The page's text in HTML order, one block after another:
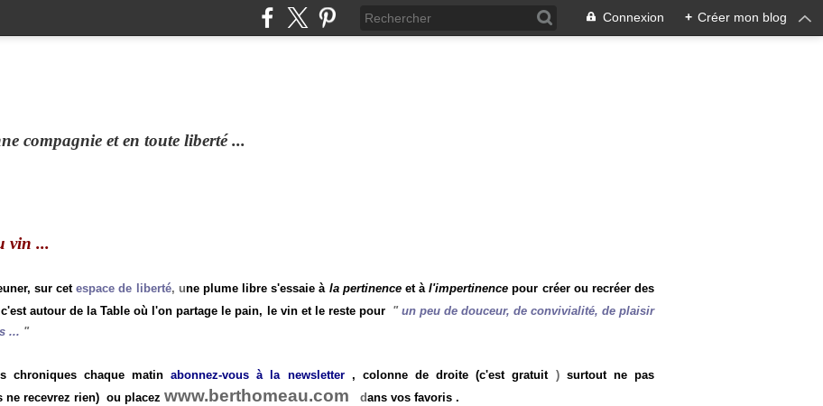
Connexion + Créer mon blog
compagnie et en toute liberté ...
vin ...
sur cetespace de liberté, une plume libre s'essaie à la pertinenceet àl'impertinence pour créer ou recréer des
autour de la Table où l'on partage le pain, le vin et le reste pour "un peu de douceur, de convivialité, de plaisir
... "
chroniques chaque matinabonnez-vous à la newsletter, colonne de droite (c'est gratuit) surtout ne pas
ne recevrez rien) ou placez www.berthomeau.com dans vos favoris .